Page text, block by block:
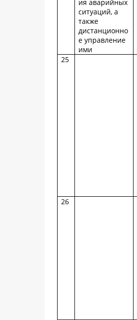
ия аварийных
ситуаций, а
также
дистанционно
е управление
ими
25
26